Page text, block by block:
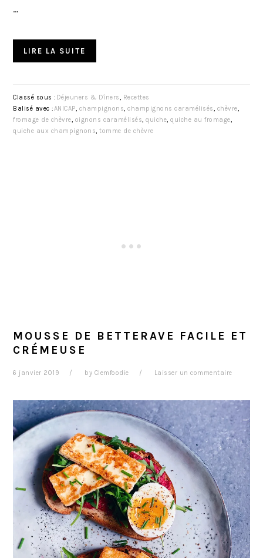
…
LIRE LA SUITE
Classé sous : Déjeuners & Dîners, Recettes
Balisé avec :ANICAP, champignons,champignons caramélisés, chèvre,
fromage de chèvre, oignons caramélisés,quiche,quiche au fromage,
quiche aux champignons,tomme de chèvre
MOUSSE DE BETTERAVE FACILE ET
CRÉMEUSE
6 janvier 2019 by Clemfoodie Laisser un commentaire